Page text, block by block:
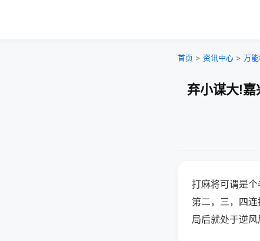
首页 > 资讯中心 > 万
弃小谋大!
打麻将可谓是
第二，三，四
局后就处于逆风